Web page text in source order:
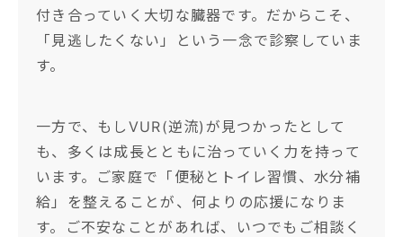
付き合っていく大切な臓器です。だからこそ、
「見逃したくない」という一念で診察していま
す。
一方で、もしVUR(逆流)が見つかったとして
も、多くは成長とともに治っていく力を持って
います。ご家庭で「便秘とトイレ習慣、水分補
給」を整えることが、何よりの応援になりま
す。ご不安なことがあれば、いつでもご相談く